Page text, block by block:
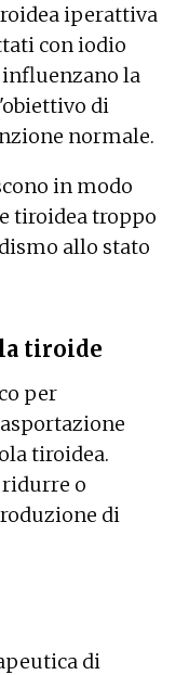
iperattiva
con iodio
la
di
normale.
in modo
tiroidea troppo
allo stato
tiroide
per
tiroidea.
o
di
di